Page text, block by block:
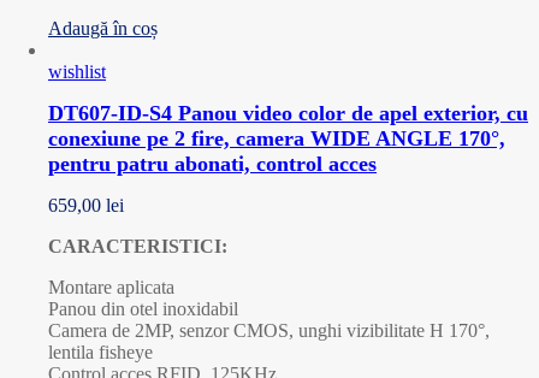
Adaugă în coș
wishlist
DT607-ID-S4 Panou video color de apel exterior, cu
conexiune pe 2 fire, camera WIDE ANGLE 170°,
pentru patru abonati, control acces
659,00 lei
CARACTERISTICI:
Montare aplicata
Panou din otel inoxidabil
Camera de 2MP, senzor CMOS, unghi vizibilitate H 170°,
lentila fisheye